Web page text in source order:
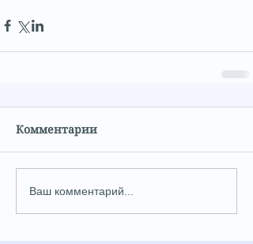
Комментарии
Ваш комментарий...